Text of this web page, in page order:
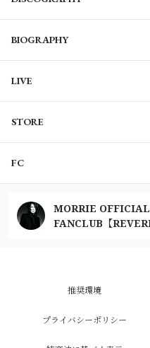
BIOGRAPHY
LIVE
STORE
FC
MORRIE
FANCLUB【
推奨環境
プライバシーポリシー